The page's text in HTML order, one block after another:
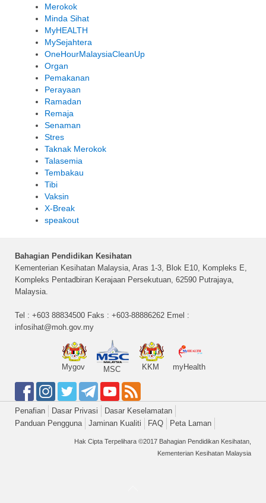
Merokok
Minda Sihat
MyHEALTH
MySejahtera
OneHourMalaysiaCleanUp
Organ
Pemakanan
Perayaan
Ramadan
Remaja
Senaman
Stres
Taknak Merokok
Talasemia
Tembakau
Tibi
Vaksin
X-Break
speakout
Bahagian Pendidikan Kesihatan
Kementerian Kesihatan Malaysia, Aras 1-3, Blok E10, Kompleks E,
Kompleks Pentadbiran Kerajaan Persekutuan, 62590 Putrajaya,
Malaysia.
Tel : +603 88834500 Faks : +603-88886262 Emel :
infosihat@moh.gov.my
Mygov MSC KKM myHealth
Penafian Dasar Privasi
Dasar Keselamatan
Panduan Pengguna
Jaminan Kualiti FAQ Peta Laman
Hak Cipta Terpelihara ©2017 Bahagian Pendidikan Kesihatan,
Kementerian Kesihatan Malaysia